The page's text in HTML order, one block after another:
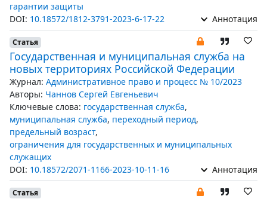
гарантии защиты
DOI: 10.18572/1812-3791-2023-6-17-22 Аннотация
Статья
Государственная и муниципальная служба на
новых территориях Российской Федерации
Журнал: Административное право и процесс № 10/2023
Авторы: Чаннов Сергей Евгеньевич
Ключевые слова: государственная служба,
муниципальная служба, переходный период,
предельный возраст,
ограничения для государственных и муниципальных
служащих
DOI: 10.18572/2071-1166-2023-10-11-16 Аннотация
Статья